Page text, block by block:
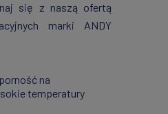
się z naszą ofertą
marki ANDY
na
temperatury